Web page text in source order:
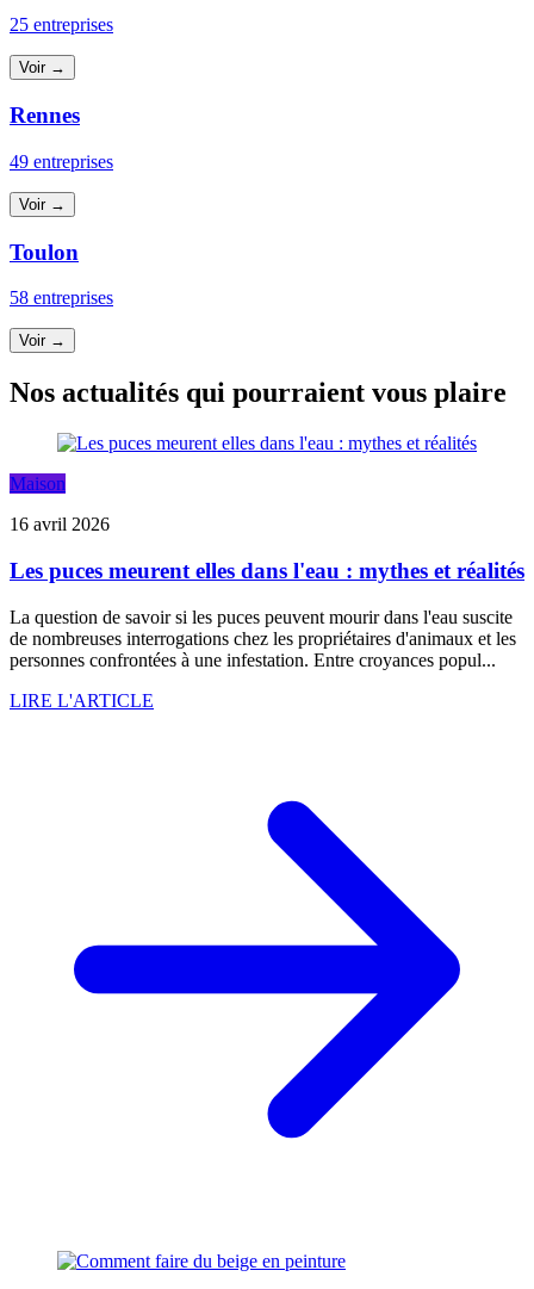
25 entreprises
Voir →
Rennes
49 entreprises
Voir →
Toulon
58 entreprises
Voir →
Nos actualités qui pourraient vous plaire
Maison
16 avril 2026
Les puces meurent elles dans l'eau : mythes et réalités
La question de savoir si les puces peuvent mourir dans l'eau suscite
de nombreuses interrogations chez les propriétaires d'animaux et les
personnes confrontées à une infestation. Entre croyances popul...
LIRE L'ARTICLE